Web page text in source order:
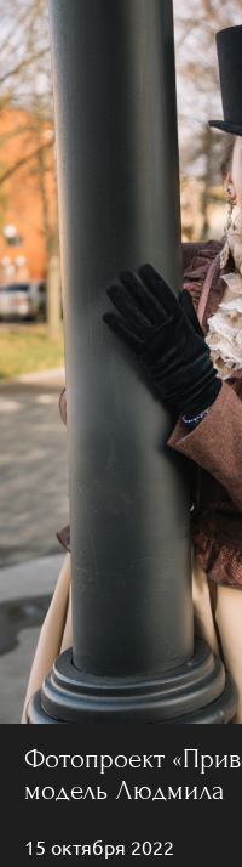
Фотопроект
модель Людмила
15 октября 2022